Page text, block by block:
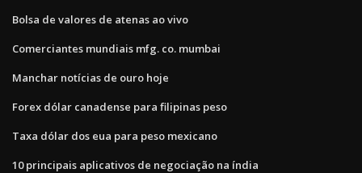
Bolsa de valores de atenas ao vivo
Comerciantes mundiais mfg. co. mumbai
Manchar notícias de ouro hoje
Forex dólar canadense para filipinas peso
Taxa dólar dos eua para peso mexicano
10 principais aplicativos de negociação na índia